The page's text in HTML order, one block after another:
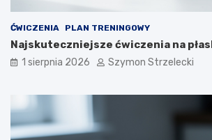
ĆWICZENIA PLAN TRENINGOWY
Najskuteczniejsze ćwiczenia na
1 sierpnia 2026 Szymon Strzelecki